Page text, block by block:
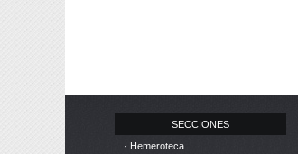
SECCIONES
· Hemeroteca